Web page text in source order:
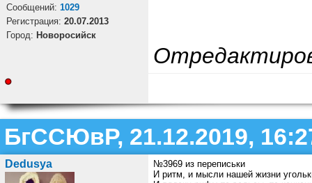
Cообщений: 1029
Регистрация: 20.07.2013
Город: Новоросийск
БгССЮвР, 21.12.2019,
Dedusya
№3969 из переписьки
И ритм, и мысли нашей жизни